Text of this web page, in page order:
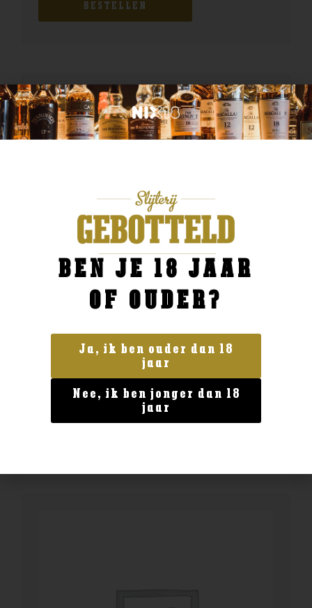
BESTELLEN
Myrray McDavid Mystery Malt Mull’s
Finest 9yo Moscatel
BEN JE 18 JAAR
OF OUDER?
Ja, ik ben ouder dan 18
jaar
Nee, ik ben jonger dan 18
jaar